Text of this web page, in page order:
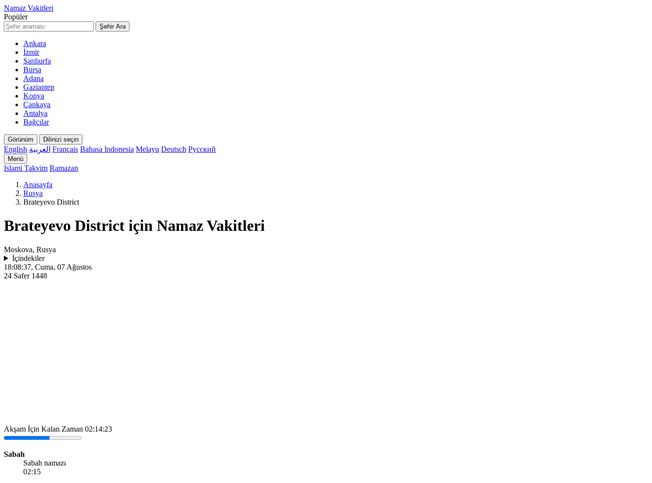
Namaz Vakitleri
Popüler
Şehir Ara
Ankara
İzmir
Şanlıurfa
Bursa
Adana
Gaziantep
Konya
Çankaya
Antalya
Bağcılar
Görünüm Dilinizi seçin
English العربية Français Bahasa Indonesia Melayu Deutsch Русский
Menü
Islami Takvim Ramazan
Anasayfa
Rusya
Brateyevo District
Brateyevo District için Namaz Vakitleri
Moskova, Rusya
İçindekiler
18:08:37, Cuma, 07 Ağustos
24 Safer 1448
Akşam İçin Kalan Zaman 02:14:23
Sabah
Sabah namazı
02:15